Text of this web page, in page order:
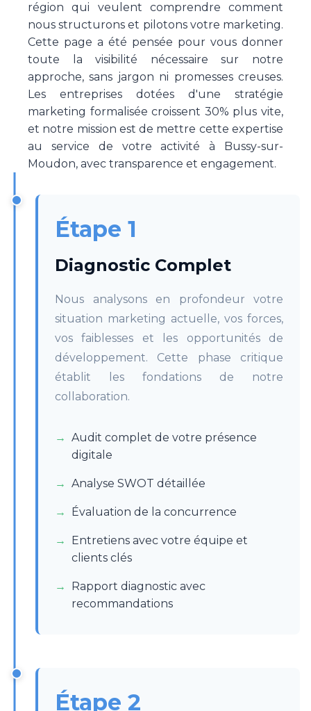
région qui veulent comprendre comment
nous structurons et pilotons votre marketing.
Cette page a été pensée pour vous donner
toute la visibilité nécessaire sur notre
approche, sans jargon ni promesses creuses.
Les entreprises dotées d'une stratégie
marketing formalisée croissent 30% plus vite,
et notre mission est de mettre cette expertise
au service de votre activité à Bussy-sur-
Moudon, avec transparence et engagement.
Étape 1
Diagnostic Complet
Nous analysons en profondeur votre
situation marketing actuelle, vos forces,
vos faiblesses et les opportunités de
développement. Cette phase critique
établit les fondations de notre
collaboration.
Audit complet de votre présence
digitale
Analyse SWOT détaillée
Évaluation de la concurrence
Entretiens avec votre équipe et
clients clés
Rapport diagnostic avec
recommandations
Étape 2